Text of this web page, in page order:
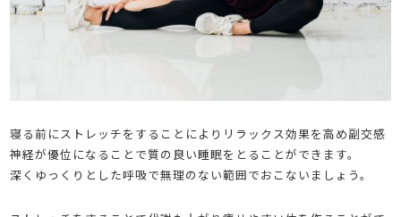
寝る前にストレッチをすることによりリラックス効果を高め副交感
神経が優位になることで質の良い睡眠をとることができます。
深くゆっくりとした呼吸で無理のない範囲でおこないましょう。